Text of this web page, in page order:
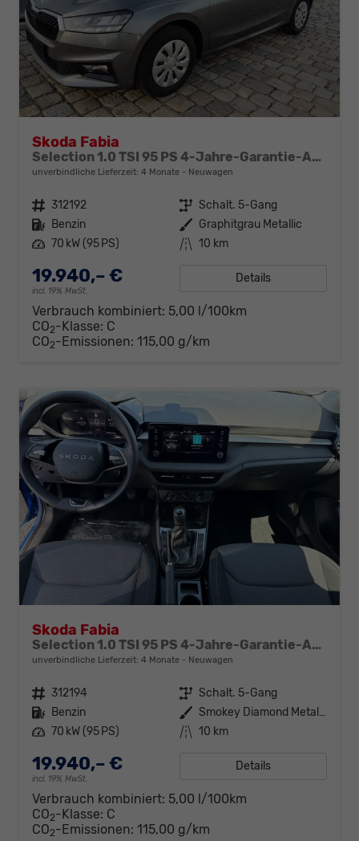
Skoda Fabia
Selection 1.0 TSI 95 PS 4-Jahre-Garantie-AppleCarPlay-AndroidAuto-LED-PDC-Sitzheizung-DAB-Klima
unverbindliche Lieferzeit: 4 Monate Neuwagen
Fahrzeugnr. 312192 Getriebe Schalt. 5-Gang
Kraftstoff Benzin Außenfarbe Graphitgrau Metallic
Leistung 70 kW (95 PS) Kilometerstand 10 km
19.940,– €
incl. 19% MwSt.
Details
Verbrauch kombiniert: 5,00 l/100km
CO2-Klasse: C
CO2-Emissionen: 115,00 g/km
Skoda Fabia
Selection 1.0 TSI 95 PS 4-Jahre-Garantie-AppleCarPlay-AndroidAuto-LED-PDC-Sitzheizung-DAB-Klima
unverbindliche Lieferzeit: 4 Monate Neuwagen
Fahrzeugnr. 312194 Getriebe Schalt. 5-Gang
Kraftstoff Benzin Außenfarbe
Smokey Diamond Metallic
Leistung 70 kW (95 PS) Kilometerstand 10 km
19.940,– €
incl. 19% MwSt.
Details
Verbrauch kombiniert: 5,00 l/100km
CO2-Klasse: C
CO2-Emissionen: 115,00 g/km